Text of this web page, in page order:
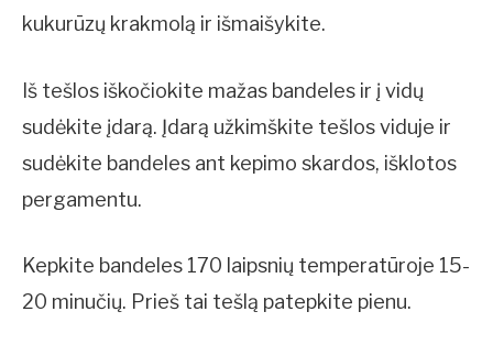
kukurūzų krakmolą ir išmaišykite.
Iš tešlos iškočiokite mažas bandeles ir į vidų
sudėkite įdarą. Įdarą užkimškite tešlos viduje ir
sudėkite bandeles ant kepimo skardos, išklotos
pergamentu.
Kepkite bandeles 170 laipsnių temperatūroje 15-
20 minučių. Prieš tai tešlą patepkite pienu.